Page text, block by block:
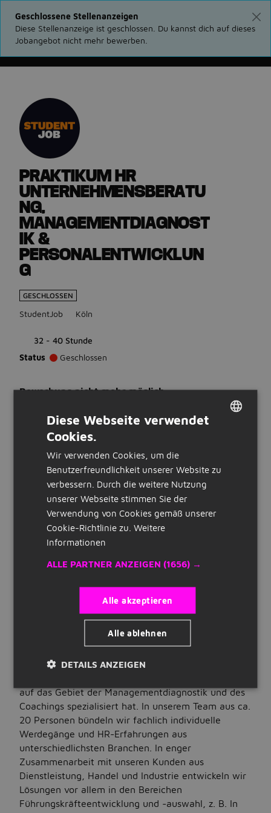
Geschlossene Stellenanzeigen
Diese Stellenanzeige ist geschlossen. Du kannst dich auf dieses
Jobangebot nicht mehr bewerben.
PRAKTIKUM HR
UNTERNEHMENSBERATU
NG,
MANAGEMENTDIAGNOST
IK &
PERSONALENTWICKLUN
G
GESCHLOSSEN
StudentJob Köln
32 - 40 Stunde
Status
Geschlossen
Bewerbung nicht mehr möglich
WAS WIR ERWARTEN
Ausbildung
Keine Vorerfahrung erforderlich
Sprachen
Du beherrschst Deutsch
WAS WIR BIETEN
Stunden:
32 bis 40 Stunden pro Woche
Art der Stellenanzeige:
CORNELIA TANZERist ein Beratungsunternehmen,
auf das Gebiet der Managementdiagnostik und des
Coachings spezialisiert hat. In unserem Team aus ca.
20 Personen bündeln wir fachlich individuelle
Werdegänge und HR-Erfahrungen aus
unterschiedlichsten Branchen. In enger
Zusammenarbeit mit unseren Kunden aus
Dienstleistung, Handel und Industrie entwickeln wir
Lösungen vor allem in den Bereichen
Führungskräfteentwicklung und -auswahl, z. B. In
Quick Links
Unternehmen auf Jobbird
Nach Stellenangeboten suchen
Jobs nach Standort
Jobs nach Berufsfeld
Jobs nach Anstellungsart
Jobs nach Bildungsstand
Diese Webseite verwendet
Cookies.
Wir verwenden Cookies, um die
Benutzerfreundlichkeit unserer Website zu
verbessern. Durch die weitere Nutzung
unserer Webseite stimmen Sie der
Verwendung von Cookies gemäß unserer
Cookie-Richtlinie zu. Weitere
Informationen
ALLE PARTNER ANZEIGEN (1656) →
Alle akzeptieren
Alle ablehnen
DETAILS ANZEIGEN